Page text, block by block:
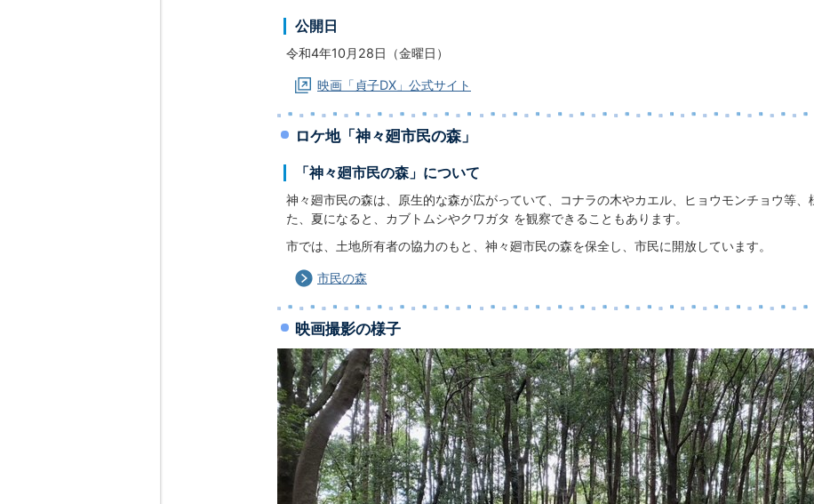
公開日
令和4年10月28日（金曜日）
映画「貞子DX」公式サイト
ロケ地「神々廻市民の森」
「神々廻市民の森」について
神々廻市民の森は、原生的な森が広がっていて、コナラの木やカエル、ヒョウモンチョウ等
た、夏になると、カブトムシやクワガタ を観察できることもあります。
市では、土地所有者の協力のもと、神々廻市民の森を保全し、市民に開放しています。
市民の森
映画撮影の様子